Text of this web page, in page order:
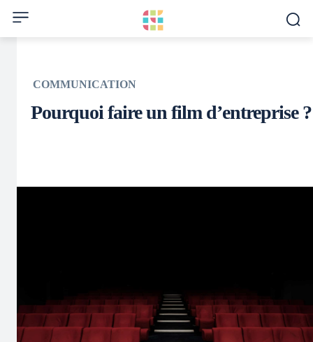
COMMUNICATION
Pourquoi faire un film d’entreprise ?